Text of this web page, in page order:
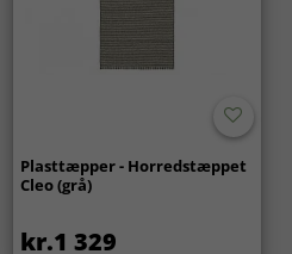
Plasttæpper - Horredstæppet
Cleo (grå)
kr.1 329